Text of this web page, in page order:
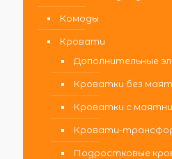
Комоды
Кровати
Дополнительные
Кроватки без
Кроватки с
Кровати-
Подростковые